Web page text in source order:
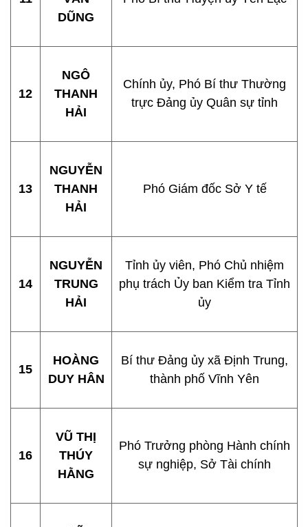
DŨNG
12
NGÔ
THANH
HẢI
Chính ủy, Phó Bí thư Thường
trực Đảng ủy Quân sự tỉnh
13
NGUYỄN
THANH
HẢI
Phó Giám đốc Sở Y tế
14
NGUYỄN
TRUNG
HẢI
Tỉnh ủy viên, Phó Chủ nhiệm
phụ trách Ủy ban Kiểm tra Tỉnh
ủy
15
HOÀNG
DUY HÂN
Bí thư Đảng ủy xã Định Trung,
thành phố Vĩnh Yên
16
VŨ THỊ
THÚY
HẰNG
Phó Trưởng phòng Hành chính
sự nghiệp, Sở Tài chính